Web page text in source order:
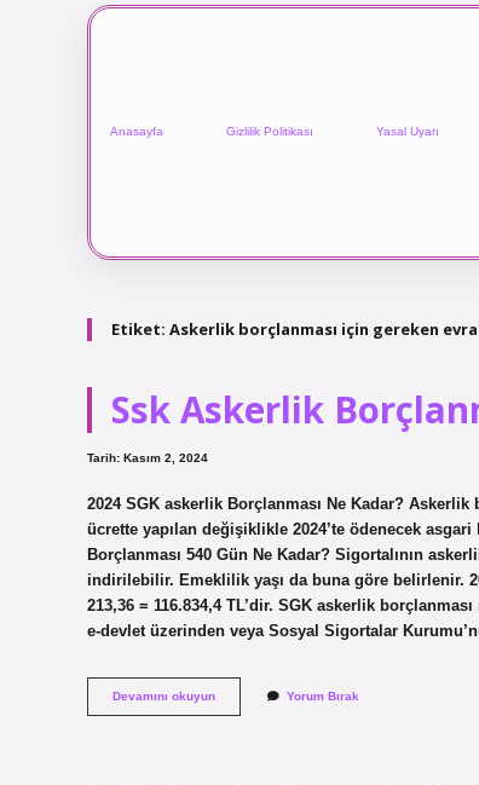
Anasayfa Gizlilik Politikası Yasal Uyarı
Etiket: Askerlik borçlanması için gereken
Ssk Askerlik
Tarih: Kasım 2, 2024
2024 SGK askerlik Borçlanması Ne Kadar?
ücrette yapılan değişiklikle 2024’te ödenecek
Borçlanması 540 Gün Ne Kadar? Sigortalının
indirilebilir. Emeklilik yaşı da buna göre belirlenir.
213,36 = 116.834,4 TL’dir. SGK askerlik
e-devlet üzerinden veya Sosyal Sigortalar
Devamını okuyunSsk
Askerlik
Yorum Bırak